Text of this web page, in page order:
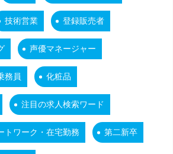
技術営業 登録販売者
声優マネージャー
務員 化粧品
注目の求人検索ワード
トワーク・在宅勤務 第二新卒